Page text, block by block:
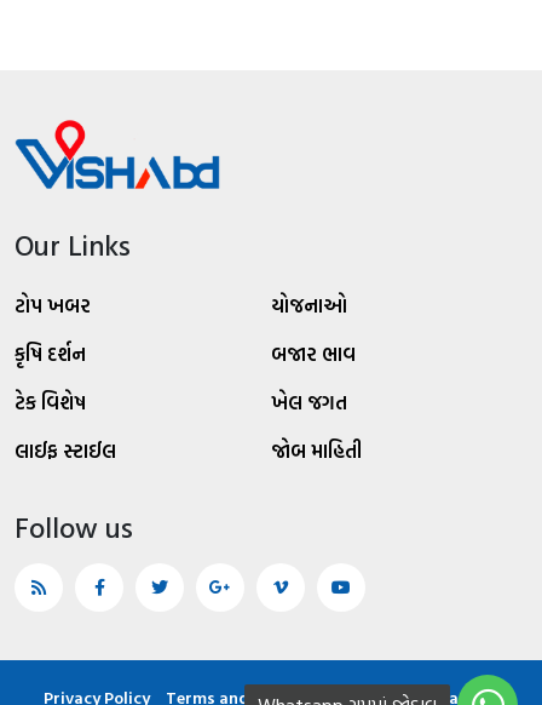
Our Links
ટોપ ખબર
યોજનાઓ
કૃષિ દર્શન
બજાર ભાવ
ટેક વિશેષ
ખેલ જગત
લાઈફ સ્ટાઈલ
જોબ માહિતી
Follow us
Privacy Policy Terms and condition About Contact Us